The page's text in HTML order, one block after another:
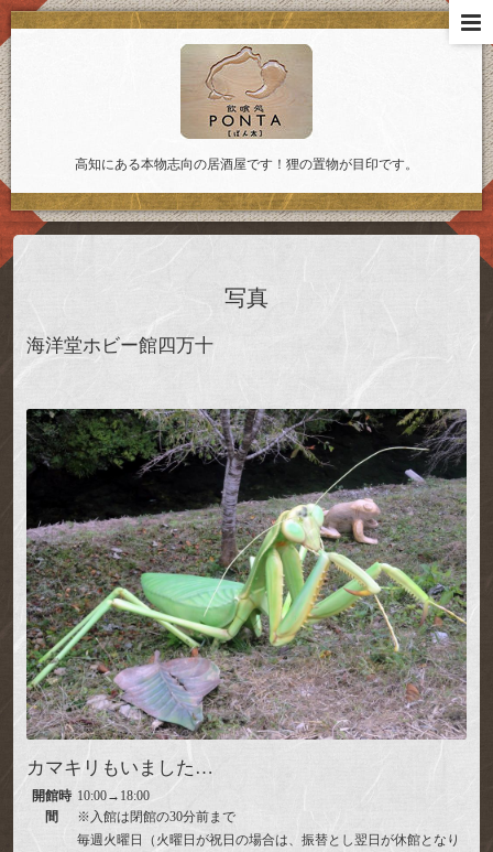
高知にある本物志向の居酒屋です！狸の置物が目印です。
写真
海洋堂ホビー館四万十
カマキリもいました…
開館時
間
10:00→18:00
※入館は閉館の30分前まで
毎週火曜日（火曜日が祝日の場合は、振替とし翌日が休館となり